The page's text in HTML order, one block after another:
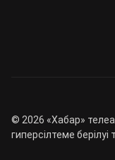
© 2026 «Хабар»
гиперсілтеме берілуі